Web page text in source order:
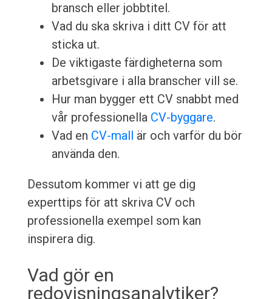
bransch eller jobbtitel.
Vad du ska skriva i ditt CV för att
sticka ut.
De viktigaste färdigheterna som
arbetsgivare i alla branscher vill se.
Hur man bygger ett CV snabbt med
vår professionella CV-byggare.
Vad en CV-mall är och varför du bör
använda den.
Dessutom kommer vi att ge dig
experttips för att skriva CV och
professionella exempel som kan
inspirera dig.
Vad gör en
redovisningsanalytiker?